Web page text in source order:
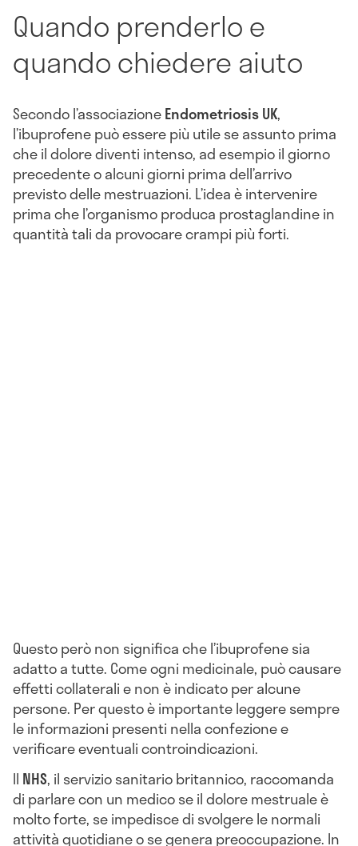
Quando prenderlo e
quando chiedere aiuto
Secondo l’associazioneEndometriosis UK,
l’ibuprofene può essere più utile se assunto prima
che il dolore diventi intenso, ad esempio il giorno
precedente o alcuni giorni prima dell’arrivo
previsto delle mestruazioni. L’idea è intervenire
prima che l’organismo produca prostaglandine in
quantità tali da provocare crampi più forti.
Questo però non significa che l’ibuprofene sia
adatto a tutte. Come ogni medicinale, può causare
effetti collaterali e non è indicato per alcune
persone. Per questo è importante leggere sempre
le informazioni presenti nella confezione e
verificare eventuali controindicazioni.
Il NHS, il servizio sanitario britannico, raccomanda
di parlare con un medico se il dolore mestruale è
molto forte, se impedisce di svolgere le normali
attività quotidiane o se genera preoccupazione. In